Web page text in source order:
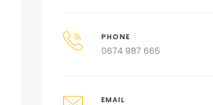
PHONE
0674 987 665
EMAIL